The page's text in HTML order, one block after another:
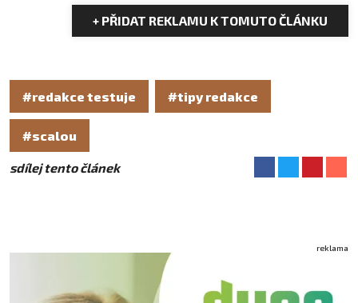
+ PŘIDAT REKLAMU K TOMUTO ČLÁNKU
#redakce testuje #tipy redakce
#scalou
sdílej tento článek
reklama